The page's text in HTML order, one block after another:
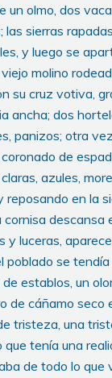
un olmo, dos
sierras
y luego se
molino
su cruz votiva,
ancha; dos
panizos; otra
de
azules,
en la
y luceras,
poblado se
establos, un
de cáñamo
tristeza, una
tenía una
de todo lo que